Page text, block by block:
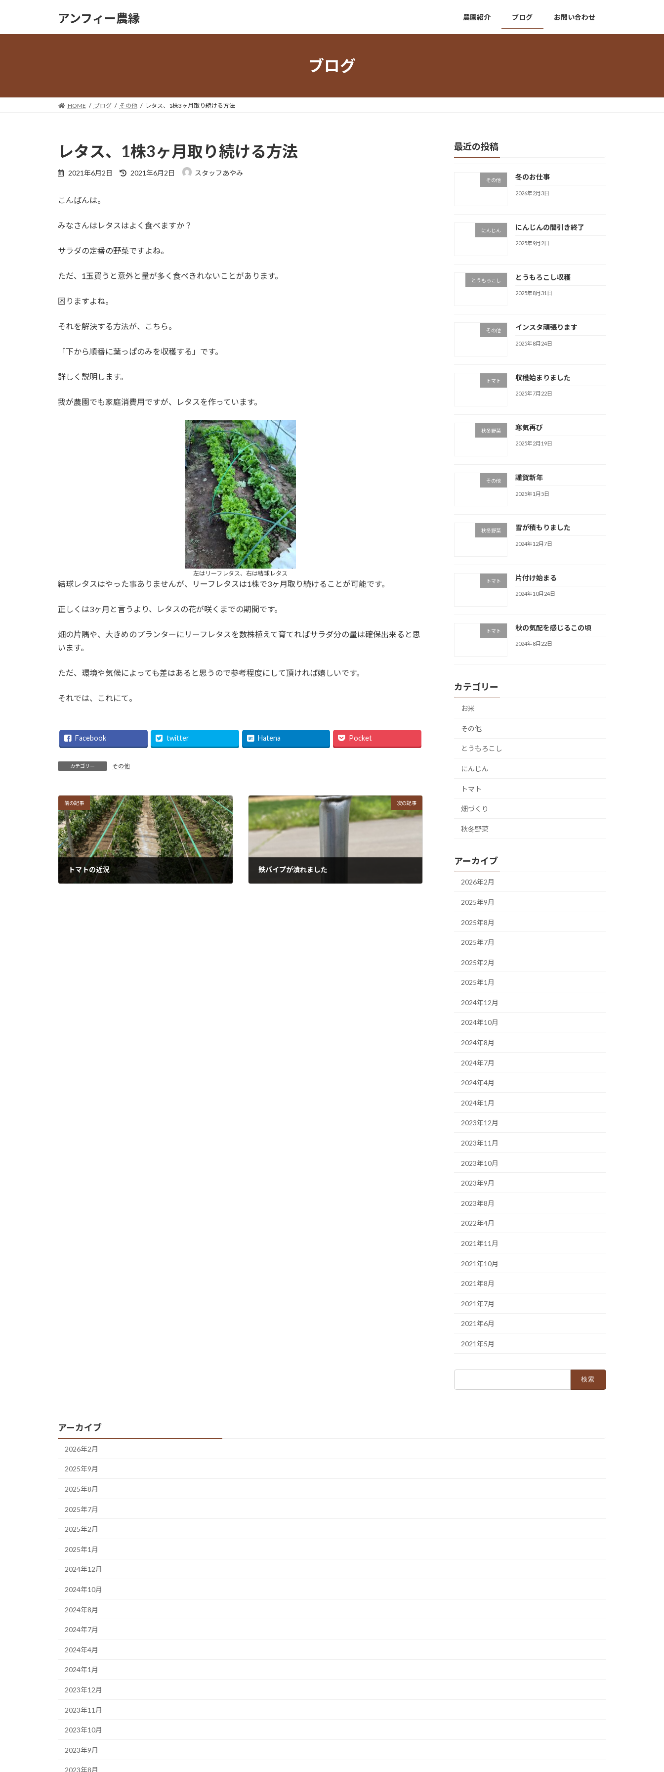
ッ
移
アンフィー農縁 農園紹介 ブログ お問い合わせ
ブログ
HOME ブログ その他 レタス、1株3ヶ月取り続ける方法
レタス、1株3ヶ月取り続ける方法
2021年6月2日
最
時
:
2021年6月2日 スタッフあやみ
こんばんは。
みなさんはレタスはよく食べますか？
サラダの定番の野菜ですよね。
ただ、1玉買うと意外と量が多く食べきれないことがあります。
困りますよね。
それを解決する方法が、こちら。
「下から順番に葉っぱのみを収穫する」です。
詳しく説明します。
我が農園でも家庭消費用ですが、レタスを作っています。
左はリーフレタス、右は結球レタス
結球レタスはやった事ありませんが、リーフレタスは1株で3ヶ月取り続けることが可能です。
正しくは3ヶ月と言うより、レタスの花が咲くまでの期間です。
畑の片隅や、大きめのプランターにリーフレタスを数株植えて育てればサラダ分の量は確保出来ると思
います。
ただ、環境や気候によっても差はあると思うので参考程度にして頂ければ嬉しいです。
それでは、これにて。
Facebook twitter Hatena Pocket
カテゴリー その他
前の記事
トマトの近況
次の記事
鉄パイプが潰れました
最近の投稿
その他 冬のお仕事
2026年2月3日
にんじん にんじんの間引き終了
2025年9月2日
とうもろこし とうもろこし収穫
2025年8月31日
その他 インスタ頑張ります
2025年8月24日
トマト 収穫始まりました
2025年7月22日
秋冬野菜 寒気再び
2025年2月19日
その他 謹賀新年
2025年1月5日
秋冬野菜 雪が積もりました
2024年12月7日
トマト 片付け始まる
2024年10月24日
トマト 秋の気配を感じるこの頃
2024年8月22日
カテゴリー
お米
その他
とうもろこし
にんじん
トマト
畑づくり
秋冬野菜
アーカイブ
2026年2月
2025年9月
2025年8月
2025年7月
2025年2月
2025年1月
2024年12月
2024年10月
2024年8月
2024年7月
2024年4月
2024年1月
2023年12月
2023年11月
2023年10月
2023年9月
2023年8月
2022年4月
2021年11月
2021年10月
2021年8月
2021年7月
2021年6月
2021年5月
索:
アーカイブ
2026年2月
2025年9月
2025年8月
2025年7月
2025年2月
2025年1月
2024年12月
2024年10月
2024年8月
2024年7月
2024年4月
2024年1月
2023年12月
2023年11月
2023年10月
2023年9月
2023年8月